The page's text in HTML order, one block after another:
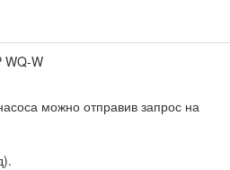
WQ-W
можно отправив запрос на